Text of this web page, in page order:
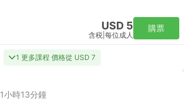
USD 5
含税 每位成人
購票
1 更多課程 價格從 USD 7
1小時13分鐘